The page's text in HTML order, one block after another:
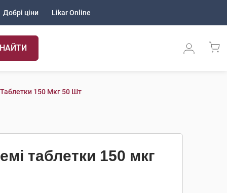
Добрі ціни Likar Online
150 Мкг 50 Шт
таблетки 150 мкг